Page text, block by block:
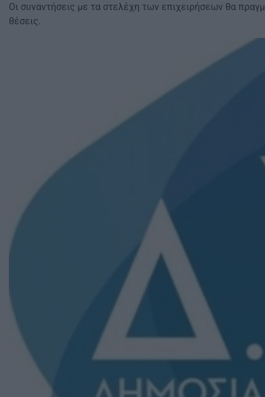
Οι συναντήσεις με τα στελέχη των επιχειρήσεων θα
θέσεις.